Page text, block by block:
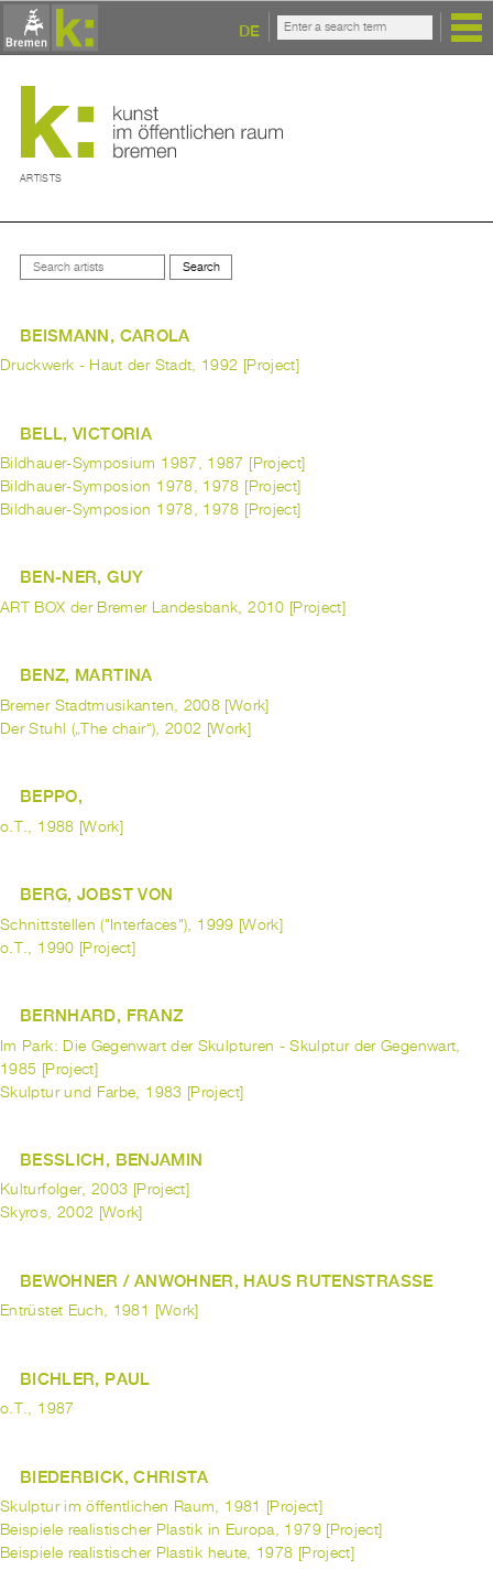
DE
ARTISTS
BEISMANN, CAROLA
Druckwerk - Haut der Stadt, 1992 [Project]
BELL, VICTORIA
Bildhauer-Symposium 1987, 1987 [Project]
Bildhauer-Symposion 1978, 1978 [Project]
Bildhauer-Symposion 1978, 1978 [Project]
BEN-NER, GUY
ART BOX der Bremer Landesbank, 2010 [Project]
BENZ, MARTINA
Bremer Stadtmusikanten, 2008 [Work]
Der Stuhl („The chair“), 2002 [Work]
BEPPO,
o.T., 1988 [Work]
BERG, JOBST VON
Schnittstellen ("Interfaces"), 1999 [Work]
o.T., 1990 [Project]
BERNHARD, FRANZ
Im Park: Die Gegenwart der Skulpturen - Skulptur der Gegenwart,
1985 [Project]
Skulptur und Farbe, 1983 [Project]
BESSLICH, BENJAMIN
Kulturfolger, 2003 [Project]
Skyros, 2002 [Work]
BEWOHNER / ANWOHNER, HAUS RUTENSTRASSE
Entrüstet Euch, 1981 [Work]
BICHLER, PAUL
o.T., 1987
BIEDERBICK, CHRISTA
Skulptur im öffentlichen Raum, 1981 [Project]
Beispiele realistischer Plastik in Europa, 1979 [Project]
Beispiele realistischer Plastik heute, 1978 [Project]